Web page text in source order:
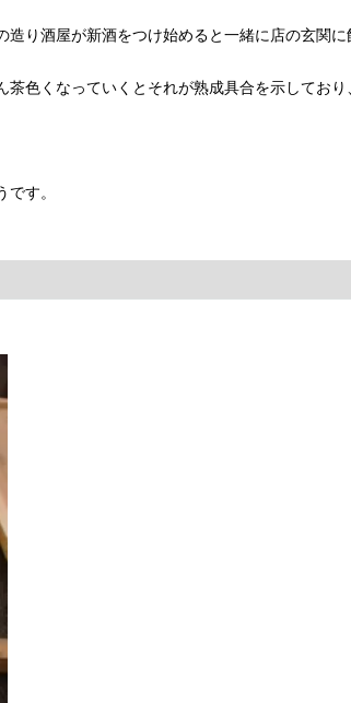
り酒屋が新酒をつけ始めると一緒に店の玄関に
色くなっていくとそれが熟成具合を示しており
す。